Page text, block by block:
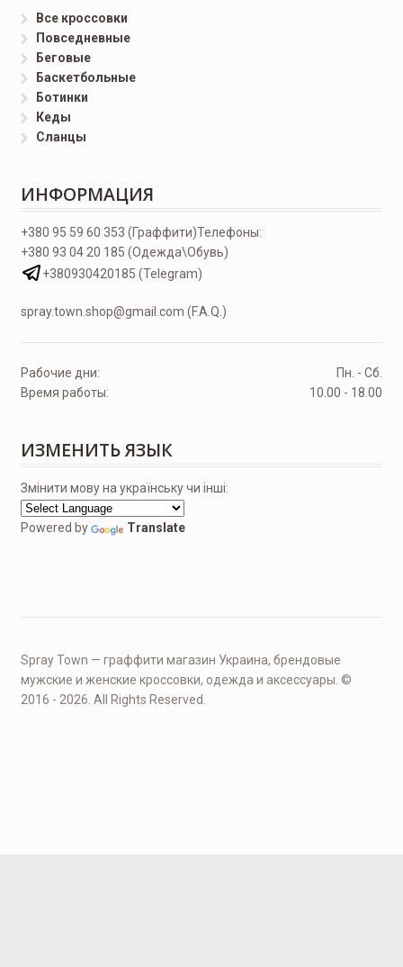
Все кроссовки
Повседневные
Беговые
Баскетбольные
Ботинки
Кеды
Сланцы
ИНФОРМАЦИЯ
Телефоны:
+380 95 59 60 353 (Граффити)
+380 93 04 20 185 (Одежда\Обувь)
+380930420185 (Telegram)
spray.town.shop@gmail.com (F.A.Q.)
Рабочие дни:
Пн. - Сб.
Время работы:
10.00 - 18.00
ИЗМЕНИТЬ ЯЗЫК
Змінити мову на українську чи інші:
Powered by Translate
Spray Town — граффити магазин Украина, брендовые
мужские и женские кроссовки, одежда и аксессуары. ©
2016 - 2026. All Rights Reserved.